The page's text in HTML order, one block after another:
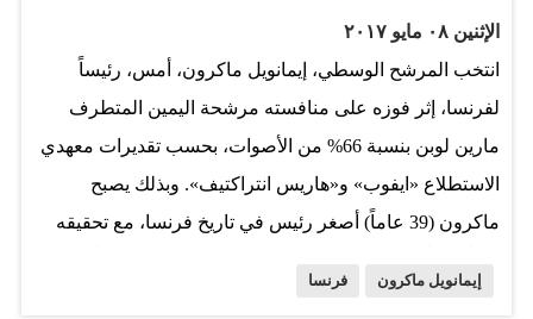
الإثنين ٠٨ مايو ٢٠١٧
انتخب المرشح الوسطي، إيمانويل ماكرون، أمس، رئيساً
لفرنسا، إثر فوزه على منافسته مرشحة اليمين المتطرف
مارين لوبن بنسبة 66% من الأصوات، بحسب تقديرات معهدي
الاستطلاع «ايفوب» و«هاريس انتراكتيف». وبذلك يصبح
ماكرون (39 عاماً) أصغر رئيس في تاريخ فرنسا، مع تحقيقه
إيمانويل ماكرون فرنسا